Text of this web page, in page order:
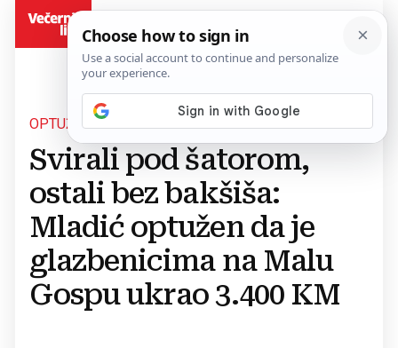
OPTUŽNICA
Svirali pod šatorom,
ostali bez bakšiša:
Mladić optužen da je
glazbenicima na Malu
Gospu ukrao 3.400 KM